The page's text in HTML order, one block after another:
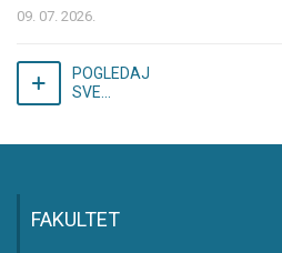
09. 07. 2026.
POGLEDAJ
SVE...
FAKULTET